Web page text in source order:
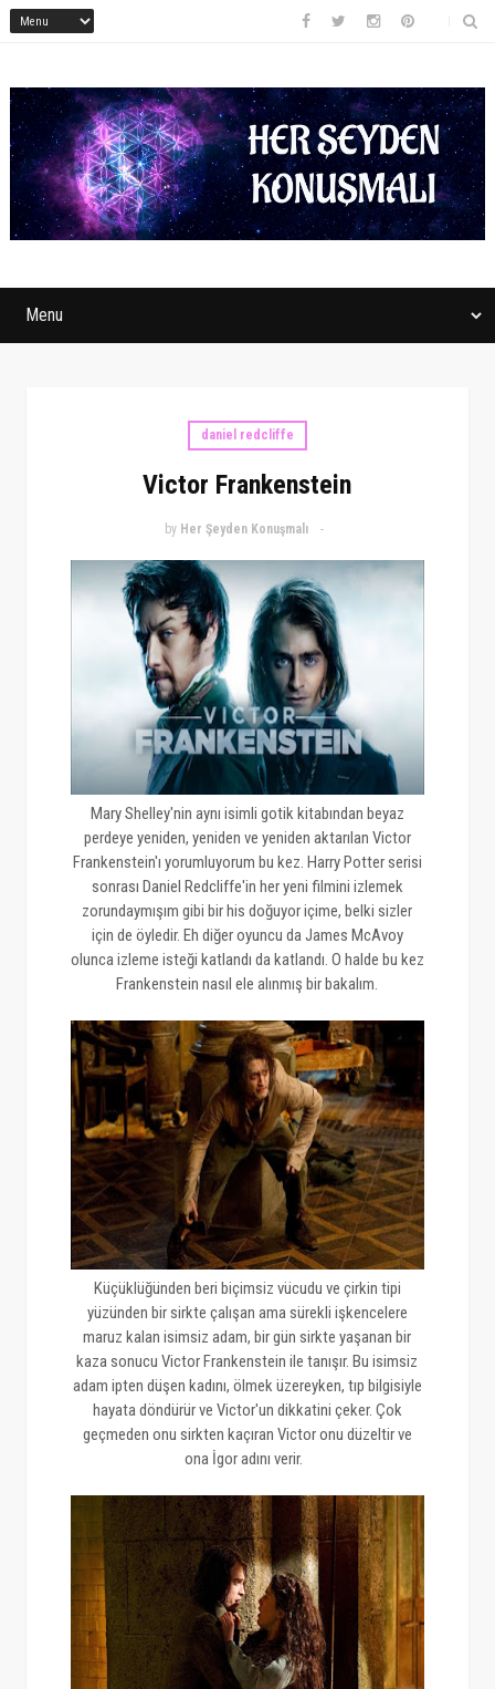
daniel redcliffe
Victor Frankenstein
by Her Şeyden Konuşmalı
Mary Shelley'nin aynı isimli gotik kitabından beyaz
perdeye yeniden, yeniden ve yeniden aktarılan Victor
Frankenstein'ı yorumluyorum bu kez. Harry Potter serisi
sonrası Daniel Redcliffe'in her yeni filmini izlemek
zorundaymışım gibi bir his doğuyor içime, belki sizler
için de öyledir. Eh diğer oyuncu da James McAvoy
olunca izleme isteği katlandı da katlandı. O halde bu kez
Frankenstein nasıl ele alınmış bir bakalım.
Küçüklüğünden beri biçimsiz vücudu ve çirkin tipi
yüzünden bir sirkte çalışan ama sürekli işkencelere
maruz kalan isimsiz adam, bir gün sirkte yaşanan bir
kaza sonucu Victor Frankenstein ile tanışır. Bu isimsiz
adam ipten düşen kadını, ölmek üzereyken, tıp bilgisiyle
hayata döndürür ve Victor'un dikkatini çeker. Çok
geçmeden onu sirkten kaçıran Victor onu düzeltir ve
ona İgor adını verir.